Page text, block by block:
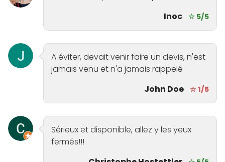
Inoc ☆ 5/5
A éviter, devait venir faire un devis, n'est
jamais venu et n'a jamais rappelé
John Doe ☆ 1/5
Sérieux et disponible, allez y les yeux
fermés!!!